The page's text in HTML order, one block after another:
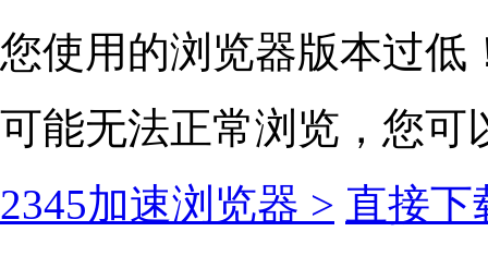
您使用的浏览器版本过低
可能无法正常浏览，您可
2345加速浏览器 > 直接下